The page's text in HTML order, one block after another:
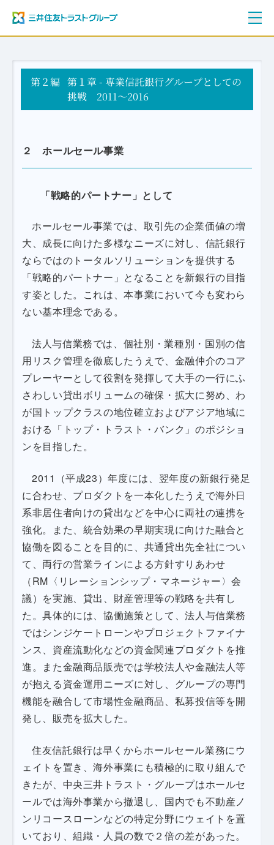
ご挨拶
三井住友トラストグループ100年史
資料編
年表
第２編 第１章 - 専業信託銀行グループとしての
挑戦 2011～2016
２ ホールセール事業
「戦略的パートナー」として
ホールセール事業では、取引先の企業価値の増
大、成長に向けた多様なニーズに対し、信託銀行
ならではのトータルソリューションを提供する
「戦略的パートナー」となることを新銀行の目指
す姿とした。これは、本事業において今も変わら
ない基本理念である。
法人与信業務では、個社別・業種別・国別の信
用リスク管理を徹底したうえで、金融仲介のコア
プレーヤーとして役割を発揮して大手の一行にふ
さわしい貸出ボリュームの確保・拡大に努め、わ
が国トップクラスの地位確立およびアジア地域に
おける「トップ・トラスト・バンク」のポジショ
ンを目指した。
2011（平成23）年度には、翌年度の新銀行発足
に合わせ、プロダクトを一本化したうえで海外日
系非居住者向けの貸出などを中心に両社の連携を
強化。また、統合効果の早期実現に向けた融合と
協働を図ることを目的に、共通貸出先全社につい
て、両行の営業ラインによる方針すりあわせ
（RM〈リレーションシップ・マネージャー〉会
議）を実施、貸出、財産管理等の戦略を共有し
た。具体的には、協働施策として、法人与信業務
ではシンジケートローンやプロジェクトファイナ
ンス、資産流動化などの資金関連プロダクトを推
進。また金融商品販売では学校法人や金融法人等
が抱える資金運用ニーズに対し、グループの専門
機能を融合して市場性金融商品、私募投信等を開
発し、販売を拡大した。
住友信託銀行は早くからホールセール業務にウ
ェイトを置き、海外事業にも積極的に取り組んで
きたが、中央三井トラスト・グループはホールセ
ールでは海外事業から撤退し、国内でも不動産ノ
ンリコースローンなどの特定分野にウェイトを置
いており、組織・人員の数で２倍の差があった。